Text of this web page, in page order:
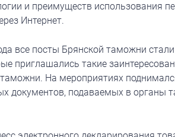
и преимуществ использования
Интернет.
все посты Брянской таможни
приглашались такие
На мероприятиях
документов, подаваемых в органы